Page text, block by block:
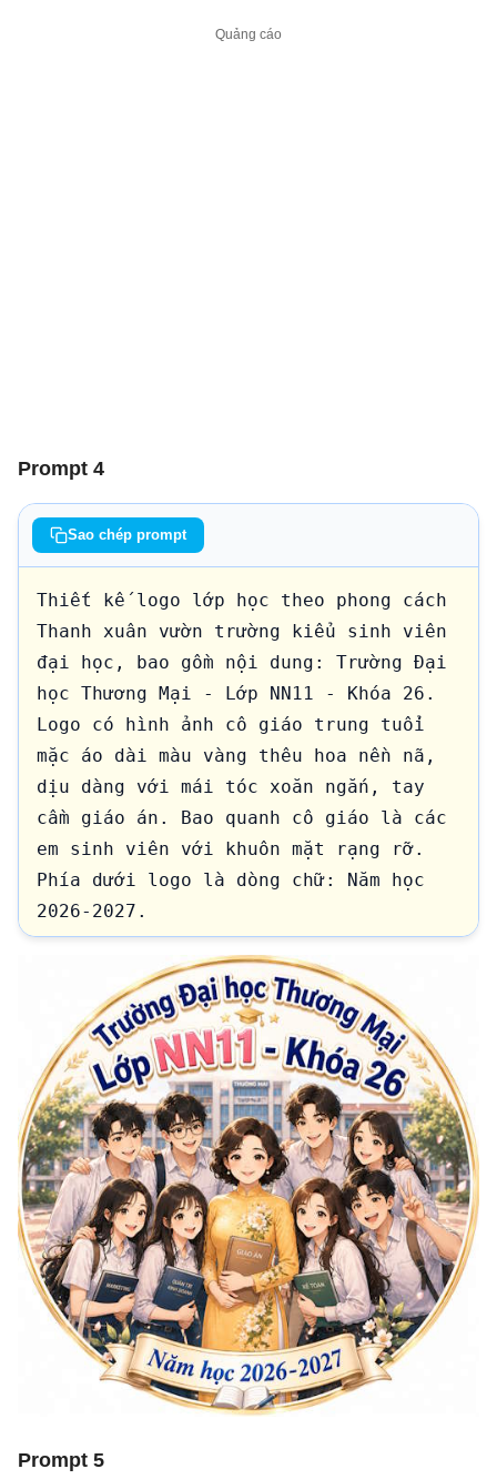
Prompt 4
Sao chép prompt
Thiết kế logo lớp học theo phong cách
Thanh xuân vườn trường kiểu sinh viên
đại học, bao gồm nội dung: Trường Đại
học Thương Mại - Lớp NN11 - Khóa 26.
Logo có hình ảnh cô giáo trung tuổi
mặc áo dài màu vàng thêu hoa nền nã,
dịu dàng với mái tóc xoăn ngắn, tay
cầm giáo án. Bao quanh cô giáo là các
em sinh viên với khuôn mặt rạng rỡ.
Phía dưới logo là dòng chữ: Năm học
2026-2027.
Prompt 5